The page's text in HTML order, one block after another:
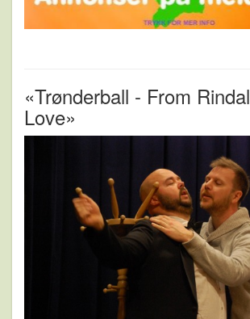
«Trønderball - From
Love»